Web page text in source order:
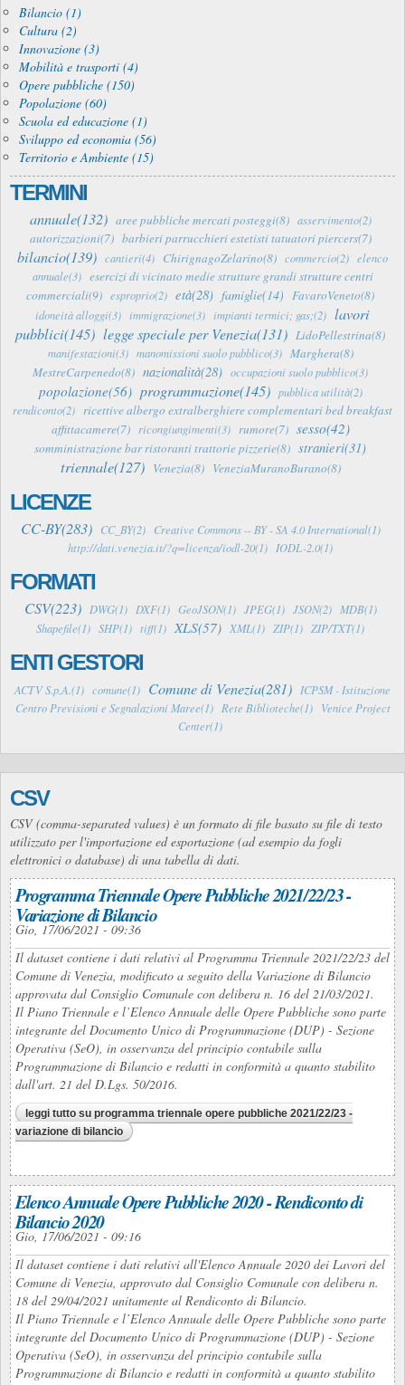
Bilancio (1)
Cultura (2)
Innovazione (3)
Mobilità e trasporti (4)
Opere pubbliche (150)
Popolazione (60)
Scuola ed educazione (1)
Sviluppo ed economia (56)
Territorio e Ambiente (15)
TERMINI
annuale(132) aree pubbliche mercati posteggi(8) asservimento(2)
autorizzazioni(7) barbieri parrucchieri estetisti tatuatori piercers(7)
bilancio(139) cantieri(4) ChirignagoZelarino(8) commercio(2) elenco
annuale(3) esercizi di vicinato medie strutture grandi strutture centri
commerciali(9) esproprio(2) età(28) famiglie(14) FavaroVeneto(8)
idoneità alloggi(3) immigrazione(3) impianti termici; gas;(2) lavori
pubblici(145) legge speciale per Venezia(131) LidoPellestrina(8)
manifestazioni(3) manomissioni suolo pubblico(3) Marghera(8)
MestreCarpenedo(8) nazionalità(28) occupazioni suolo pubblico(3)
popolazione(56) programmazione(145) pubblica utilità(2)
rendiconto(2) ricettive albergo extralberghiere complementari bed breakfast
affittacamere(7)
ricongiungimenti(3) rumore(7) sesso(42)
somministrazione bar ristoranti trattorie pizzerie(8) stranieri(31)
triennale(127) Venezia(8) VeneziaMuranoBurano(8)
LICENZE
CC-BY(283) CC_BY(2)
Creative Commons -- BY - SA 4.0 International(1)
http://dati.venezia.it/?q=licenza/iodl-20(1)
IODL-2.0(1)
FORMATI
CSV(223) DWG(1) DXF(1) GeoJSON(1) JPEG(1) JSON(2)
MDB(1)
Shapefile(1) SHP(1) tiff(1) XLS(57) XML(1) ZIP(1) ZIP/TXT(1)
ENTI GESTORI
ACTV S.p.A.(1) comune(1) Comune di Venezia(281)
ICPSM - Istituzione
Centro Previsioni e Segnalazioni Maree(1)
Rete Biblioteche(1)
Venice Project
Center(1)
CSV
CSV (comma-separated values) è un formato di file basato su file di testo
utilizzato per l'importazione ed esportazione (ad esempio da fogli
elettronici o database) di una tabella di dati.
Programma Triennale Opere Pubbliche 2021/22/23 -
Variazione di Bilancio
Gio, 17/06/2021 - 09:36
Il dataset contiene i dati relativi al Programma Triennale 2021/22/23 del
Comune di Venezia, modificato a seguito della Variazione di Bilancio
approvata dal Consiglio Comunale con delibera n. 16 del 21/03/2021.
Il Piano Triennale e l’Elenco Annuale delle Opere Pubbliche sono parte
integrante del Documento Unico di Programmazione (DUP) - Sezione
Operativa (SeO), in osservanza del principio contabile sulla
Programmazione di Bilancio e redatti in conformità a quanto stabilito
dall'art. 21 del D.Lgs. 50/2016.
leggi tutto su programma triennale opere pubbliche 2021/22/23 -
variazione di bilancio
Elenco Annuale Opere Pubbliche 2020 - Rendiconto di
Bilancio 2020
Gio, 17/06/2021 - 09:16
Il dataset contiene i dati relativi all'Elenco Annuale 2020 dei Lavori del
Comune di Venezia, approvato dal Consiglio Comunale con delibera n.
18 del 29/04/2021 unitamente al Rendiconto di Bilancio.
Il Piano Triennale e l’Elenco Annuale delle Opere Pubbliche sono parte
integrante del Documento Unico di Programmazione (DUP) - Sezione
Operativa (SeO), in osservanza del principio contabile sulla
Programmazione di Bilancio e redatti in conformità a quanto stabilito